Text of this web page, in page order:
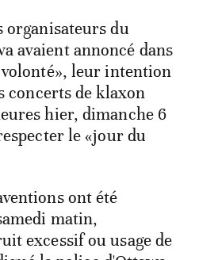
organisateurs du
avaient annoncé dans
volonté», leur intention
concerts de klaxon
hier, dimanche 6
le «jour du
ont été
matin,
excessif ou usage de